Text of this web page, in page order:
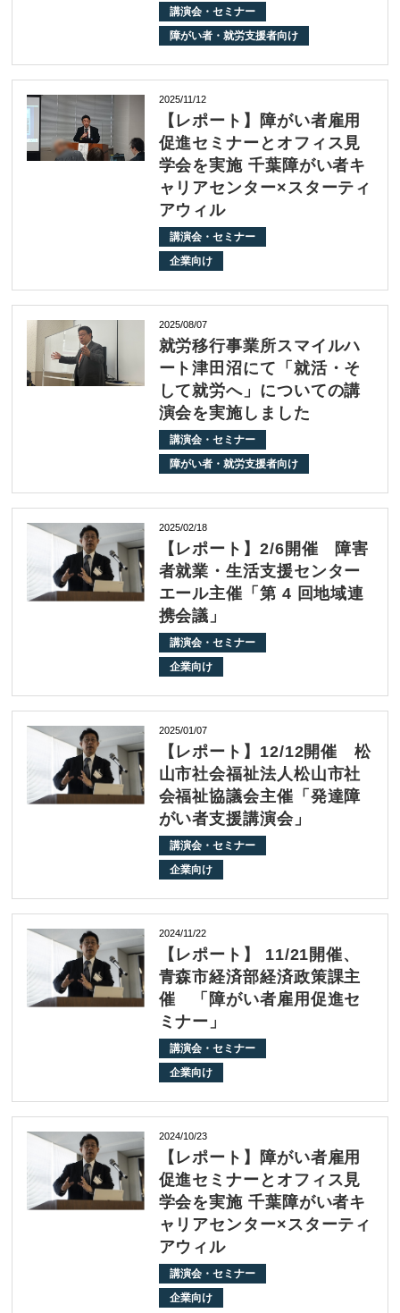
講演会・セミナー
障がい者・就労支援者向け
2025/11/12
【レポート】障がい者雇用
促進セミナーとオフィス見
学会を実施 千葉障がい者キ
ャリアセンター×スターティ
アウィル
講演会・セミナー
企業向け
2025/08/07
就労移行事業所スマイルハ
ート津田沼にて「就活・そ
して就労へ」についての講
演会を実施しました
講演会・セミナー
障がい者・就労支援者向け
2025/02/18
【レポート】2/6開催 障害
者就業・生活支援センター
エール主催「第 4 回地域連
携会議」
講演会・セミナー
企業向け
2025/01/07
【レポート】12/12開催 松
山市社会福祉法人松山市社
会福祉協議会主催「発達障
がい者支援講演会」
講演会・セミナー
企業向け
2024/11/22
【レポート】 11/21開催、
青森市経済部経済政策課主
催 「障がい者雇用促進セ
ミナー」
講演会・セミナー
企業向け
2024/10/23
【レポート】障がい者雇用
促進セミナーとオフィス見
学会を実施 千葉障がい者キ
ャリアセンター×スターティ
アウィル
講演会・セミナー
企業向け